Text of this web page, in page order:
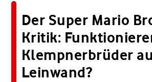
Der Super Mario
Kritik:
Klempnerbrüder
Leinwand?